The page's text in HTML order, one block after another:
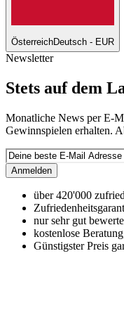
ÖsterreichDeutsch - EUR
Newsletter
Stets auf dem
Monatliche News per E-
Gewinnspielen erhalten.
Anmelden
über 420'000
nur sehr gut
kostenlose
Günstigster Preis